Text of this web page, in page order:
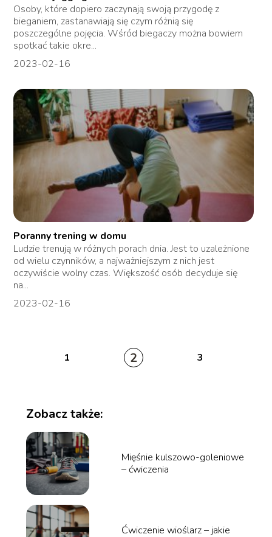
Osoby, które dopiero zaczynają swoją przygodę z
bieganiem, zastanawiają się czym różnią się
poszczególne pojęcia. Wśród biegaczy można bowiem
spotkać takie okre...
2023-02-16
Poranny trening w domu
Ludzie trenują w różnych porach dnia. Jest to uzależnione
od wielu czynników, a najważniejszym z nich jest
oczywiście wolny czas. Większość osób decyduje się
na...
2023-02-16
1 2 3
Zobacz także:
Mięśnie kulszowo-goleniowe
– ćwiczenia
Ćwiczenie wioślarz – jakie